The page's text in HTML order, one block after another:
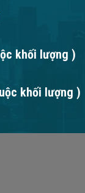
khối lượng )
khối lượng )